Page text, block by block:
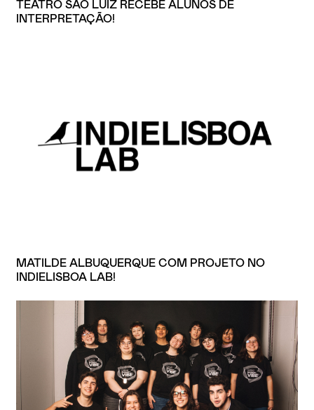
TEATRO SÃO LUIZ RECEBE ALUNOS DE
INTERPRETAÇÃO!
MATILDE ALBUQUERQUE COM PROJETO NO
INDIELISBOA LAB!